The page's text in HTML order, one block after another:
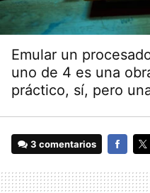
Emular un
uno de 4 es una
práctico, sí, pero
3 comentarios